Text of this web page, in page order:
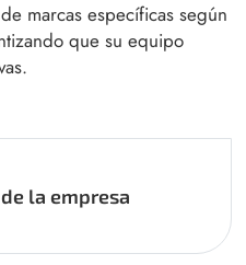
marcas específicas según
que su equipo
la empresa